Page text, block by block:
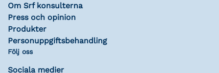
Om Srf konsulterna
Press och opinion
Produkter
Personuppgiftsbehandling
Följ oss
Sociala medier